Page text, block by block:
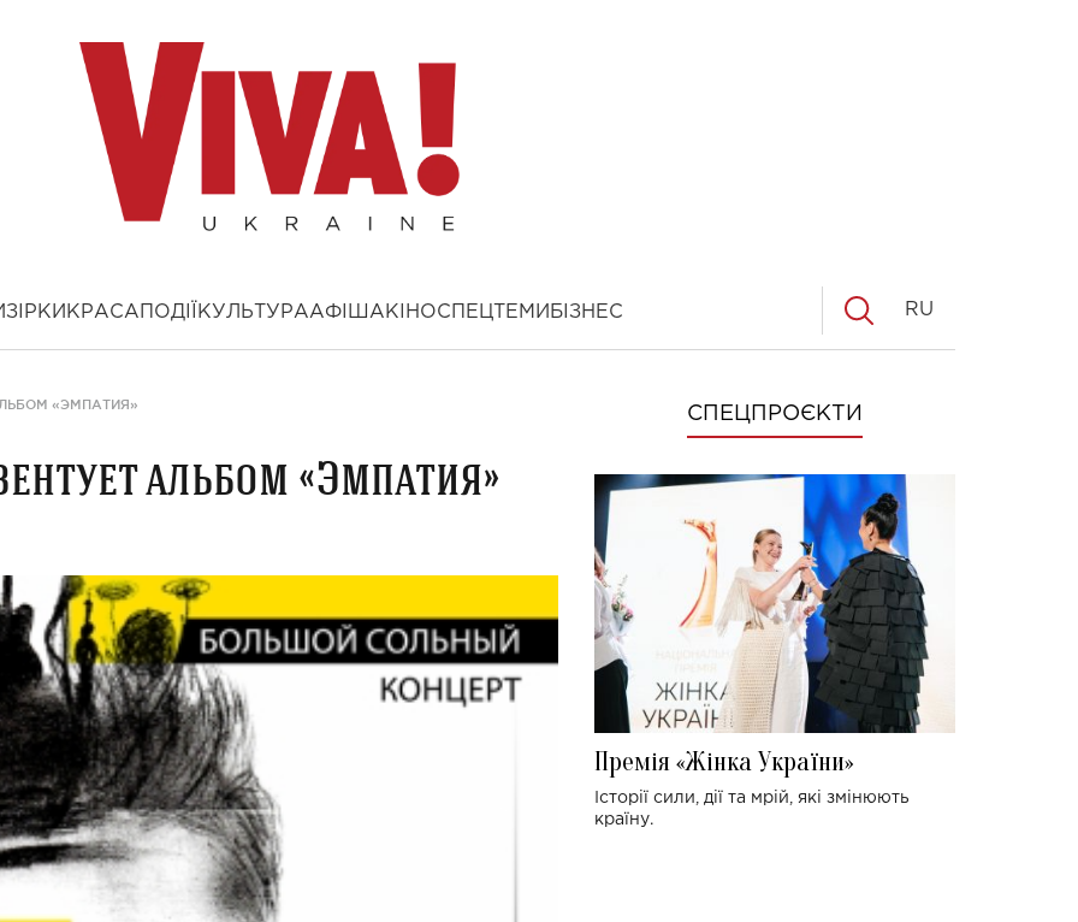
ЗІРКИ КРАСА ПОДІЇ КУЛЬТУРААФІША КІНОСПЕЦТЕМИ БІЗНЕС RU
«ЭМПАТИЯ»
альбом «Эмпатия»
СПЕЦПРОЄКТИ
Премія «Жінка України»
Історії сили, дії та мрій, які змінюють
країну.